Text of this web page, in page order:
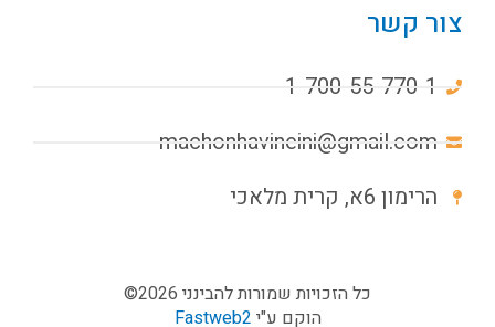
צור קשר
1-700-55-770-1
machonhavineini@gmail.com
הרימון 6א, קרית מלאכי
כל הזכויות שמורות להבינני 2026©
הוקם ע"י Fastweb2